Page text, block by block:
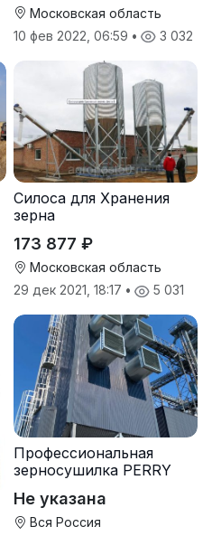
Московская область
10 фев 2022, 06:59 • 3 032
Силоса для Хранения
зерна
173 877 ₽
Московская область
29 дек 2021, 18:17 • 5 031
Профессиональная
зерносушилка PERRY
Не указана
Вся Россия